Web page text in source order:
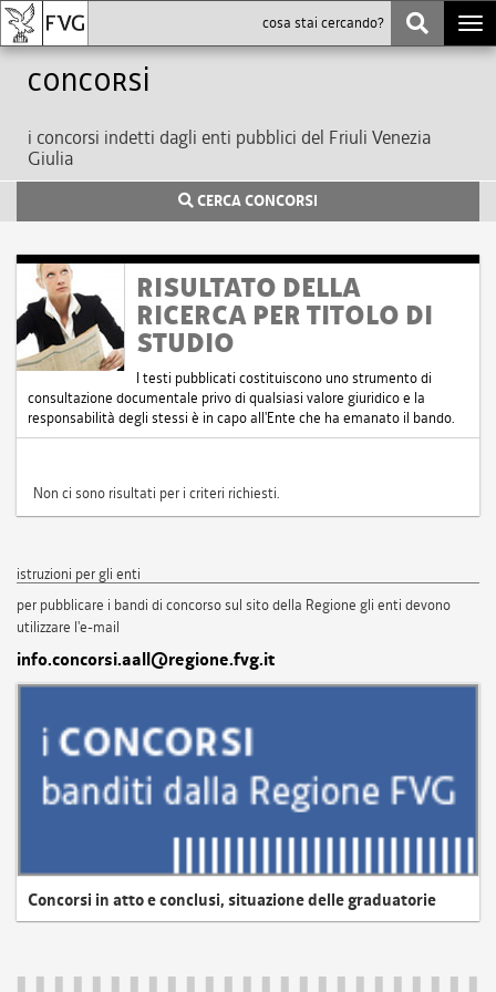
Concorsi
i concorsi indetti dagli enti pubblici del Friuli Venezia
Giulia
CERCA CONCORSI
RISULTATO DELLA
RICERCA PER TITOLO DI
STUDIO
I testi pubblicati costituiscono uno strumento di
consultazione documentale privo di qualsiasi valore giuridico e la
responsabilità degli stessi è in capo all'Ente che ha emanato il bando.
Non ci sono risultati per i criteri richiesti.
istruzioni per gli enti
per pubblicare i bandi di concorso sul sito della Regione gli enti devono
utilizzare l'e-mail
info.concorsi.aall@regione.fvg.it
Concorsi in atto e conclusi, situazione delle graduatorie